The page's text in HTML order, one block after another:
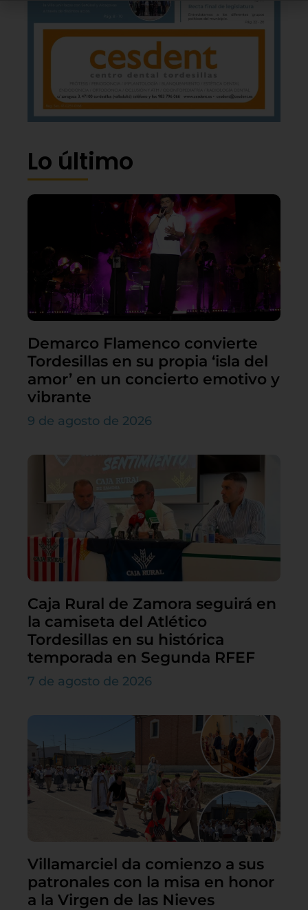
Lo último
Demarco Flamenco convierte
Tordesillas en su propia ‘isla del
amor’ en un concierto emotivo y
vibrante
9 de agosto de 2026
Caja Rural de Zamora seguirá en
la camiseta del Atlético
Tordesillas en su histórica
temporada en Segunda RFEF
7 de agosto de 2026
Villamarciel da comienzo a sus
patronales con la misa en honor
a la Virgen de las Nieves